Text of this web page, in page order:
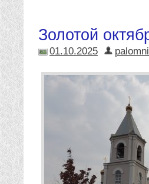
Золотой
01.10.2025